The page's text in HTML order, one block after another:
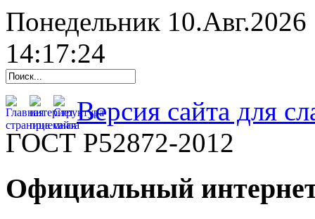
Понедельник 10.Авг.2026
14:17:25
Версия сайта для
ГОСТ Р52872-2012
Официальный